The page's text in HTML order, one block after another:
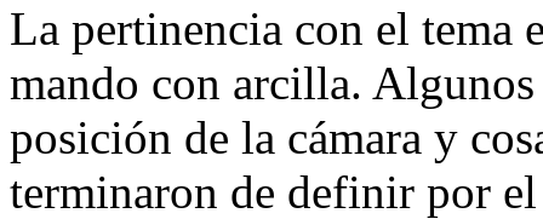
La pertinencia con el tema
mando con arcilla.
posición de la cámara y
terminaron de definir por